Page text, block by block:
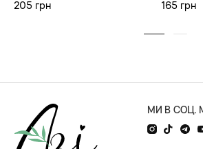
205 грн
165 грн
МИ В СОЦ.